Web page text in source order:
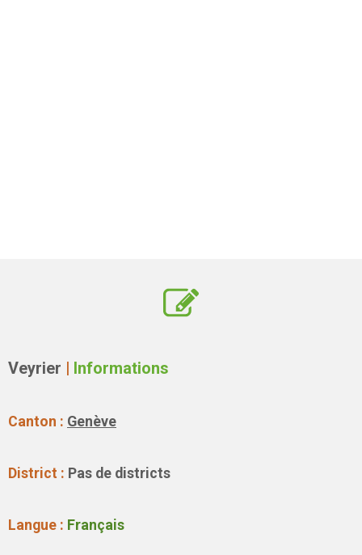
Veyrier Informations
Canton : Genève
District : Pas de districts
Langue : Français